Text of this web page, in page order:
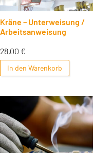
Kräne – Unterweisung /
Arbeitsanweisung
28,00 €
In den Warenkorb